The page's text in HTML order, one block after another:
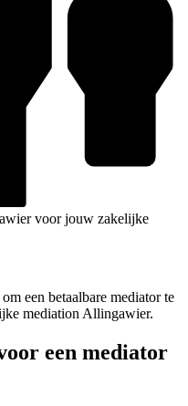
voor jouw zakelijke
een betaalbare mediator te
mediation Allingawier.
een mediator